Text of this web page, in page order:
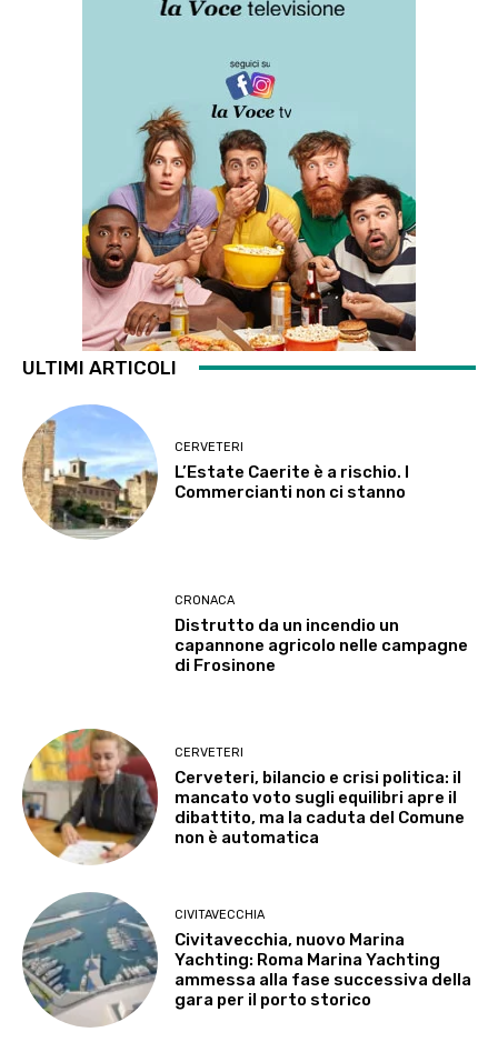
ULTIMI ARTICOLI
CERVETERI
L’Estate Caerite è a rischio. I
Commercianti non ci stanno
CRONACA
Distrutto da un incendio un
capannone agricolo nelle campagne
di Frosinone
CERVETERI
Cerveteri, bilancio e crisi politica: il
mancato voto sugli equilibri apre il
dibattito, ma la caduta del Comune
non è automatica
CIVITAVECCHIA
Civitavecchia, nuovo Marina
Yachting: Roma Marina Yachting
ammessa alla fase successiva della
gara per il porto storico